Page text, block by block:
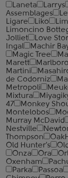
Laneta
Larrys
Assemblages
Ligare
Liko
Limoncino
Jolliet
Love
Ingal
Machir
Magic Tree
Marett
Martini
de Codorniz
Metropoli
Mixtura
47
Monkey
Montelobos
Murray McDavid
Nestville
Thompson
Old Hunter's
Onza
Ora
Oxenham
Parka
Passoa